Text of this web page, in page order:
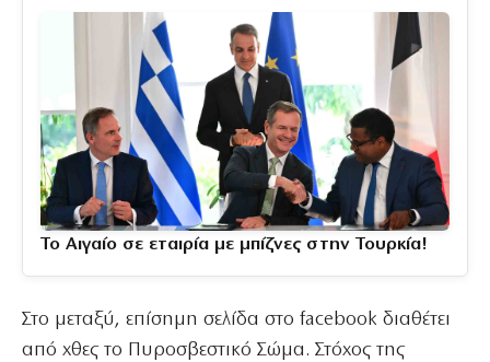
Το Αιγαίο σε εταιρία με μπίζνες στην Τουρκία!
Στο μεταξύ, επίσημη σελίδα στο facebook διαθέτει
από χθες το Πυροσβεστικό Σώμα. Στόχος της